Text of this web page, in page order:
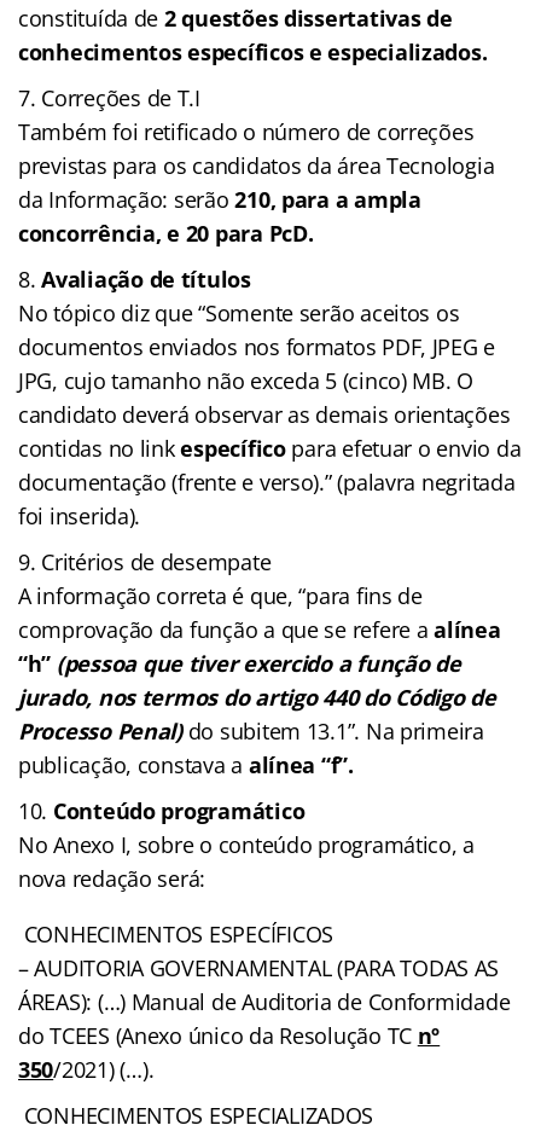
constituída de 2 questões dissertativas de
conhecimentos específicos e especializados.
Correções de T.I
Também foi retificado o número de correções
previstas para os candidatos da área Tecnologia
da Informação: serão210, para a ampla
concorrência, e 20 para PcD.
Avaliação de títulos
No tópico diz que “Somente serão aceitos os
documentos enviados nos formatos PDF, JPEG e
JPG, cujo tamanho não exceda 5 (cinco) MB. O
candidato deverá observar as demais orientações
contidas no linkespecíficopara efetuar o envio da
documentação (frente e verso).” (palavra negritada
foi inserida).
Critérios de desempate
A informação correta é que, “para fins de
comprovação da função a que se refere aalínea
“h” (pessoa que tiver exercido a função de
jurado, nos termos do artigo 440 do Código de
Processo Penal)do subitem 13.1”. Na primeira
publicação, constava a alínea “f”.
Conteúdo programático
No Anexo I, sobre o conteúdo programático, a
nova redação será:
CONHECIMENTOS ESPECÍFICOS
– AUDITORIA GOVERNAMENTAL (PARA TODAS AS
ÁREAS): (…) Manual de Auditoria de Conformidade
do TCEES (Anexo único da Resolução TC nº
350/2021) (…).
CONHECIMENTOS ESPECIALIZADOS